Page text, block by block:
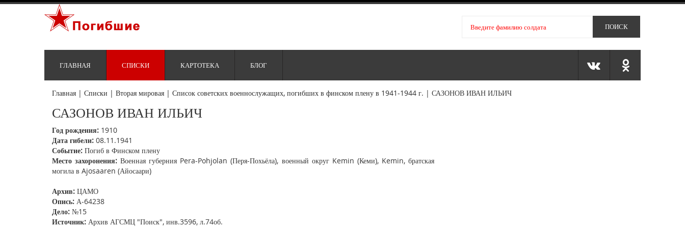
ГЛАВНАЯ СПИСКИ КАРТОТЕКА БЛОГ
Главная | Списки | Вторая мировая | Список советских военнослужащих, погибших в финском плену в 1941-1944 г. | САЗОНОВ ИВАН ИЛЬИЧ
САЗОНОВ ИВАН ИЛЬИЧ
Год рождения: 1910
Дата гибели: 08.11.1941
Событие: Погиб в Финском плену
Место захоронения: Военная губерния Pera-Pohjolan (Перя-Похьёла), военный округ Kemin (Кеми), Kemin, братская
могила в Ajosaaren (Айосаари)
Архив: ЦАМО
Опись: А-64238
Дело: №15
Источник: Архив АГСМЦ "Поиск", инв.3596, л.74об.